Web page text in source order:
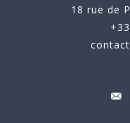
18 rue de